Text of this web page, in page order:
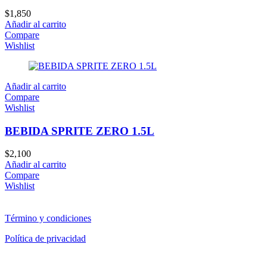
$1,850
Añadir al carrito
Compare
Wishlist
Añadir al carrito
Compare
Wishlist
BEBIDA SPRITE ZERO 1.5L
$2,100
Añadir al carrito
Compare
Wishlist
Término y condiciones
Política de privacidad